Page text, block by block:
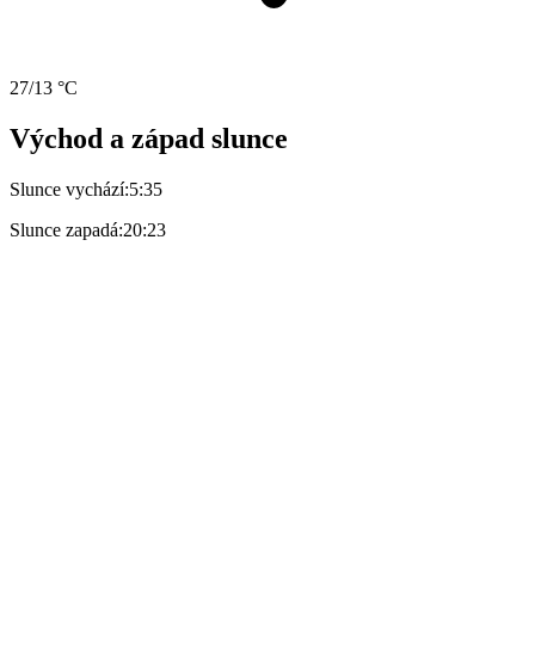
27/13 °C
Východ a západ slunce
Slunce vychází:5:35
Slunce zapadá:20:23